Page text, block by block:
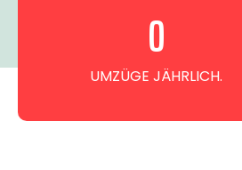
UMZÜGE JÄHRLICH.
0